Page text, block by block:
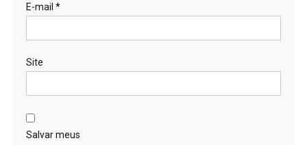
E-mail *
Site
Salvar meus